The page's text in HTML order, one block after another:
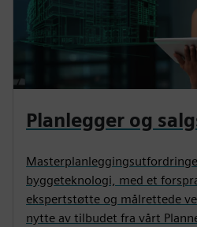
Planlegger og
byggeteknologi, med et
ekspertstøtte og målrettede
nytte av tilbudet fra vårt